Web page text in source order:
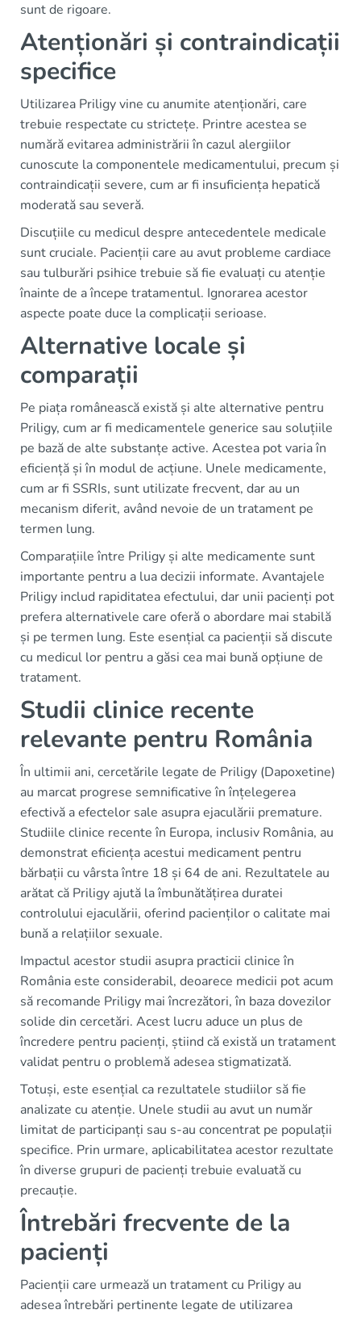
sunt de rigoare.
Atenționări și contraindicații
specifice
Utilizarea Priligy vine cu anumite atenționări, care
trebuie respectate cu strictețe. Printre acestea se
numără evitarea administrării în cazul alergiilor
cunoscute la componentele medicamentului, precum și
contraindicații severe, cum ar fi insuficiența hepatică
moderată sau severă.
Discuțiile cu medicul despre antecedentele medicale
sunt cruciale. Pacienții care au avut probleme cardiace
sau tulburări psihice trebuie să fie evaluați cu atenție
înainte de a începe tratamentul. Ignorarea acestor
aspecte poate duce la complicații serioase.
Alternative locale și
comparații
Pe piața românească există și alte alternative pentru
Priligy, cum ar fi medicamentele generice sau soluțiile
pe bază de alte substanțe active. Acestea pot varia în
eficiență și în modul de acțiune. Unele medicamente,
cum ar fi SSRIs, sunt utilizate frecvent, dar au un
mecanism diferit, având nevoie de un tratament pe
termen lung.
Comparațiile între Priligy și alte medicamente sunt
importante pentru a lua decizii informate. Avantajele
Priligy includ rapiditatea efectului, dar unii pacienți pot
prefera alternativele care oferă o abordare mai stabilă
și pe termen lung. Este esențial ca pacienții să discute
cu medicul lor pentru a găsi cea mai bună opțiune de
tratament.
Studii clinice recente
relevante pentru România
În ultimii ani, cercetările legate de Priligy (Dapoxetine)
au marcat progrese semnificative în înțelegerea
efectivă a efectelor sale asupra ejaculării premature.
Studiile clinice recente în Europa, inclusiv România, au
demonstrat eficiența acestui medicament pentru
bărbații cu vârsta între 18 și 64 de ani. Rezultatele au
arătat că Priligy ajută la îmbunătățirea duratei
controlului ejaculării, oferind pacienților o calitate mai
bună a relațiilor sexuale.
Impactul acestor studii asupra practicii clinice în
România este considerabil, deoarece medicii pot acum
să recomande Priligy mai încrezători, în baza dovezilor
solide din cercetări. Acest lucru aduce un plus de
încredere pentru pacienți, știind că există un tratament
validat pentru o problemă adesea stigmatizată.
Totuși, este esențial ca rezultatele studiilor să fie
analizate cu atenție. Unele studii au avut un număr
limitat de participanți sau s-au concentrat pe populații
specifice. Prin urmare, aplicabilitatea acestor rezultate
în diverse grupuri de pacienți trebuie evaluată cu
precauție.
Întrebări frecvente de la
pacienți
Pacienții care urmează un tratament cu Priligy au
adesea întrebări pertinente legate de utilizarea